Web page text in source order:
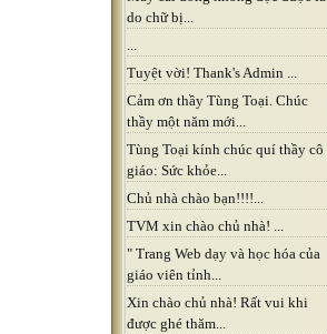
do chữ bị...
...
Tuyệt vời! Thank's Admin ...
Cảm ơn thầy Tùng Toại. Chúc
thầy một năm mới...
Tùng Toại kính chúc quí thầy cô
giáo: Sức khỏe...
Chủ nhà chào bạn!!!!...
TVM xin chào chủ nhà! ...
" Trang Web dạy và học hóa của
giáo viên tỉnh...
Xin chào chủ nhà! Rất vui khi
được ghé thăm...